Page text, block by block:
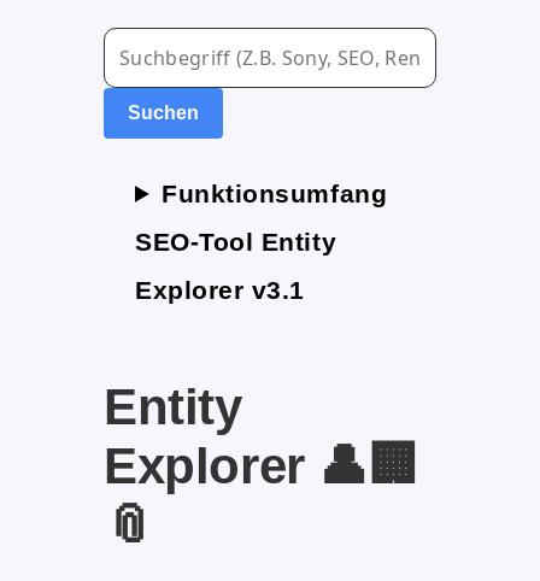
Suchen
Funktionsumfang
SEO-Tool Entity
Explorer v3.1
Entity
Explorer 👤🏢
📎